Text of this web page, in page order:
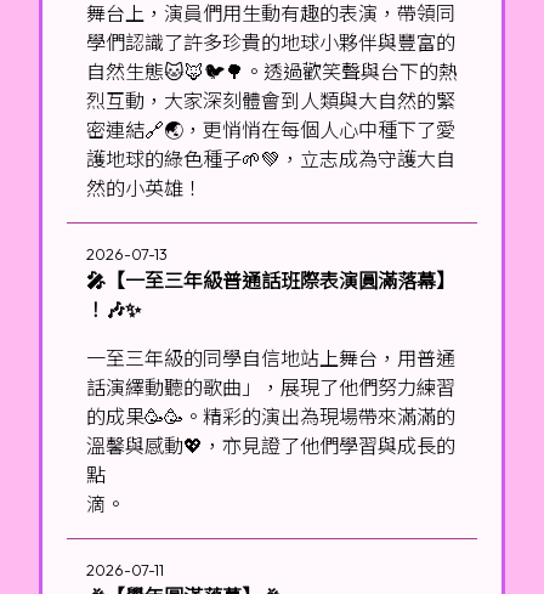
舞台上，演員們用生動有趣的表演，帶領同
學們認識了許多珍貴的地球小夥伴與豐富的
自然生態🐱🦊🐦🌳。透過歡笑聲與台下的熱
烈互動，大家深刻體會到人類與大自然的緊
密連結🔗🌏，更悄悄在每個人心中種下了愛
護地球的綠色種子🌱💚，立志成為守護大自
然的小英雄！
2026-07-13
🎤【一至三年級普通話班際表演圓滿落幕】
！🎶✨
一至三年級的同學自信地站上舞台，用普通
話演繹動聽的歌曲」，展現了他們努力練習
的成果🥳🥳。精彩的演出為現場帶來滿滿的
溫馨與感動💖，亦見證了他們學習與成長的
點
滴。
2026-07-11